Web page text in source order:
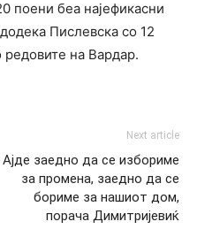
поени беа најефикасни
Пислевска со 12
редовите на Вардар.
Next article
Ајде заедно да се избориме
за промена, заедно да се
бориме за нашиот дом,
порача Димитријевиќ